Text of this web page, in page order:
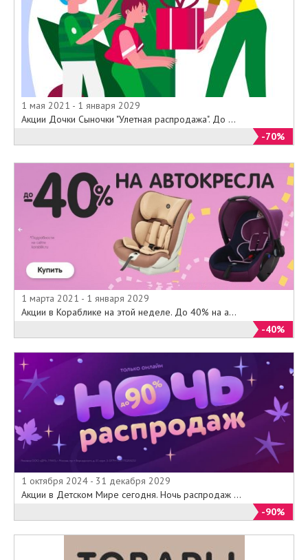
1 мая 2021 - 1 января 2029
Акции Дочки Сыночки "Улетная распродажа". До ...
-70%
1 марта 2021 - 1 января 2029
Акции в Кораблике на этой неделе. До 40% на а...
-40%
1 октября 2024 - 31 декабря 2029
Акции в Детском Мире сегодня. Ночь распродаж ...
-90%